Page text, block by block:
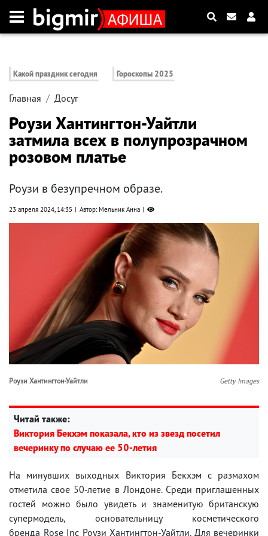
Какой праздник сегодня Гороскопы 2025
Главная Досуг
Роузи Хантингтон-Уайтли
затмила всех в полупрозрачном
розовом платье
Роузи в безупречном образе.
23 апреля 2024, 14:35 Автор: Мельник Анна
Роузи Хантингтон-Уайтли Getty Images
Читай также:
Виктория Бекхэм показала, кто из звезд посетил
вечеринку по случаю ее 50-летия
На минувших выходных Виктория Бекхэм с размахом
отметила свое 50-летие в Лондоне. Среди приглашенных
гостей можно было увидеть и знаменитую британскую
супермодель, основательницу косметического
бренда Rose Inc Роузи Хантингтон-Уайтли. Для вечеринки